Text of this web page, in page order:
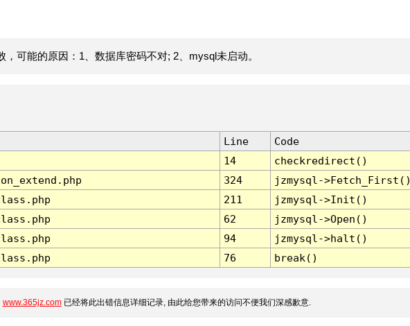
可能的原因：1、数据库密码不对; 2、mysql未启动。
Line
Code
14
checkredirect()
324
jzmysql-
211
jzmysql->Init()
62
jzmysql->Open()
94
jzmysql->halt()
76 break()
www.365jz.com已经将此出错信息详细记录, 由此给您带来的访问不便我们深感歉意.